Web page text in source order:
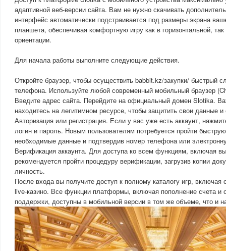
адаптивной веб-версии сайта. Вам не нужно скачивать
интерфейс автоматически подстраивается под размеры экрана
планшета, обеспечивая комфортную игру как в горизонтальной,
ориентации.
Для начала работы выполните следующие действия.
Откройте браузер, чтобы осуществить babbit.kz/закупки/ быстрый
телефона. Используйте любой современный мобильный браузер
Введите адрес сайта. Перейдите на официальный домен Slotika.
находитесь на легитимном ресурсе, чтобы защитить свои данные и
Авторизация или регистрация. Если у вас уже есть аккаунт,
логин и пароль. Новым пользователям потребуется пройти
необходимые данные и подтвердив номер телефона или
Верификация аккаунта. Для доступа ко всем функциям, включая
рекомендуется пройти процедуру верификации, загрузив копии
личность.
После входа вы получите доступ к полному каталогу игр, включая
live-казино. Все функции платформы, включая пополнение счета и
поддержки, доступны в мобильной версии в том же объеме, что и